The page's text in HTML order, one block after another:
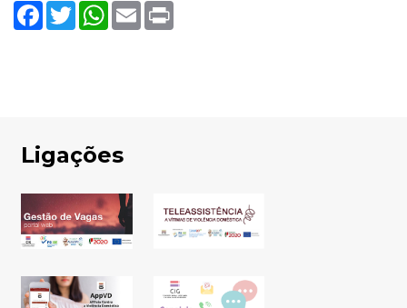
FacebookTwitterWhatsApp
Email
Ligações